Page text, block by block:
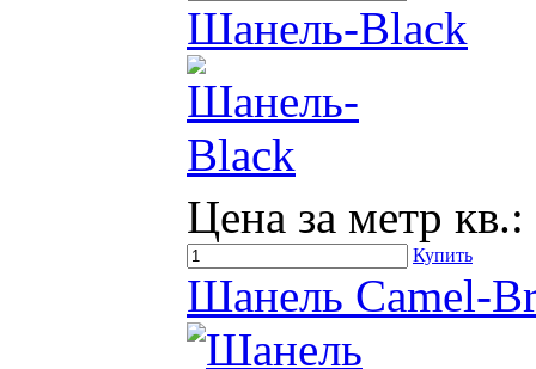
Шанель-Black
Цена за метр кв.:
Купить
Шанель Camel-